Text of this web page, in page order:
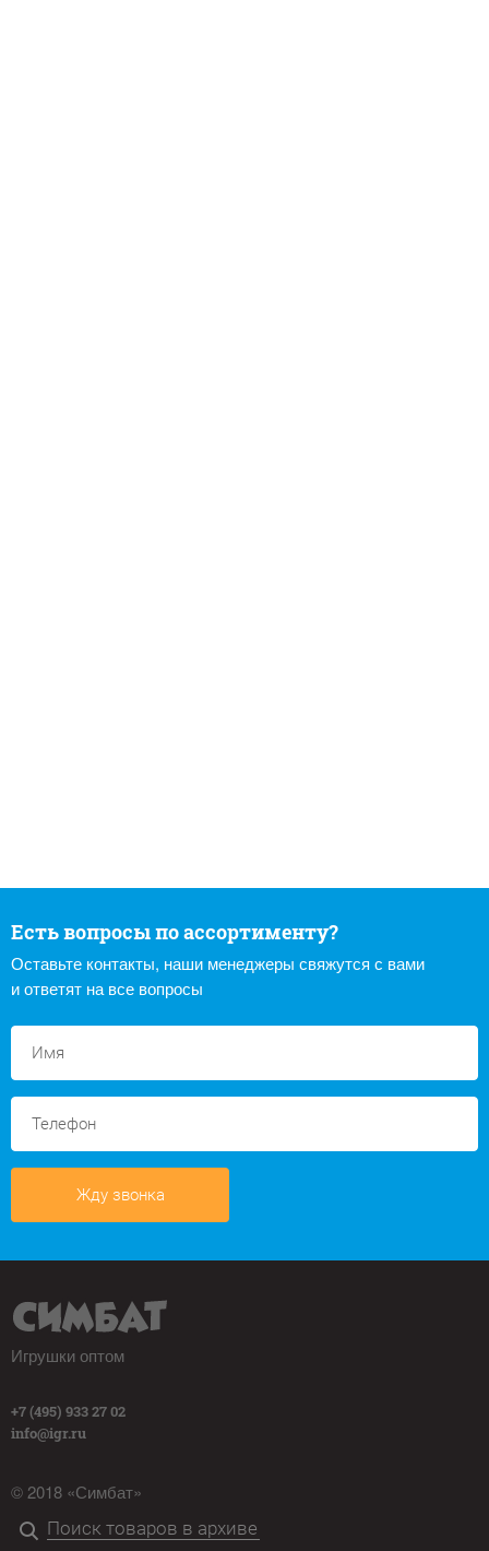
Есть вопросы по ассортименту?
Оставьте контакты, наши менеджеры свяжутся с вами
и ответят на все вопросы
Жду звонка
Игрушки оптом
+7 (495) 933 27 02
info@igr.ru
© 2018 «Симбат»